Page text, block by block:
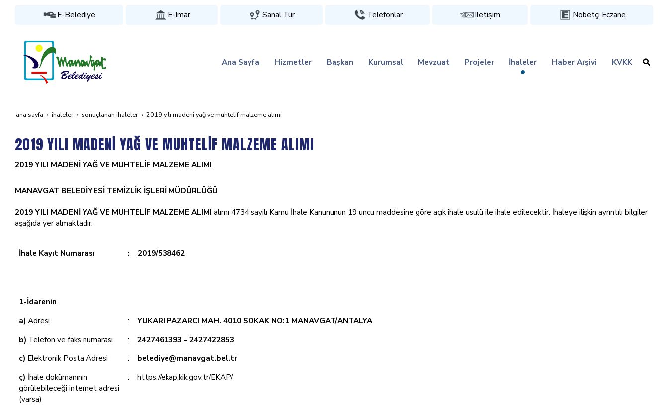
E-Belediye E-Imar Sanal Tur Telefonlar Iletişim Nöbetçi Eczane
Ana Sayfa Hizmetler Başkan Kurumsal Mevzuat Projeler İhaleler Haber Arşivi KVKK
ana sayfa i̇haleler sonuçlanan i̇haleler 2019 yili madeni̇ yağ ve muhteli̇f malzeme alimi
2019 YILI MADENİ YAĞ VE MUHTELİF MALZEME ALIMI
2019 YILI MADENİ YAĞ VE MUHTELİF MALZEME ALIMI
MANAVGAT BELEDİYESİ TEMİZLİK İŞLERİ MÜDÜRLÜĞÜ
2019 YILI MADENİ YAĞ VE MUHTELİF MALZEME ALIMI alımı 4734 sayılı Kamu İhale Kanununun 19 uncu maddesine göre açık ihale usulü ile ihale edilecektir. İhaleye ilişkin ayrıntılı bilgiler
aşağıda yer almaktadır:
İhale Kayıt Numarası : 2019/538462
1-İdarenin
a) Adresi :
YUKARI PAZARCI MAH. 4010 SOKAK NO:1 MANAVGAT/ANTALYA
b) Telefon ve faks numarası :
2427461393 - 2427422853
c) Elektronik Posta Adresi :
belediye@manavgat.bel.tr
ç) İhale dokümanının
görülebileceği internet adresi
(varsa)
: https://ekap.kik.gov.tr/EKAP/